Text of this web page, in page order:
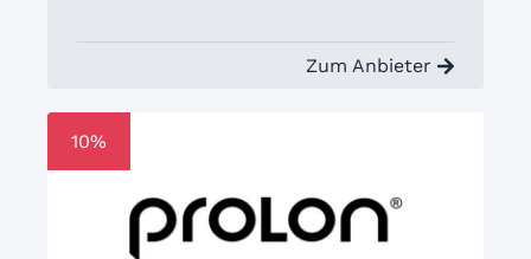
Zum Anbieter
10%